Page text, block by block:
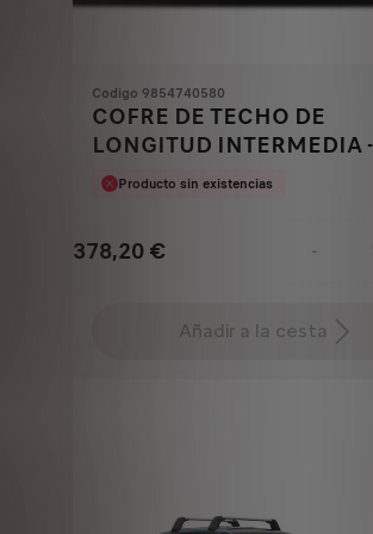
Codigo 9854740580
COFRE DE TECHO DE
LONGITUD INTERMEDIA
Producto sin existencias
378,20 € -
Añadir a la cesta